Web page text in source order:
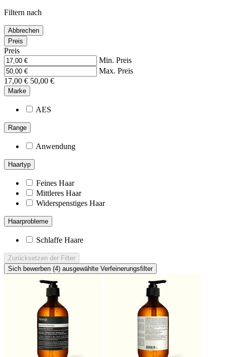
Filtern nach
Abbrechen
Preis
Preis
Min. Preis
Max. Preis
17,00 € 50,00 €
Marke
AES
Range
Anwendung
Haartyp
Feines Haar
Mittleres Haar
Widerspenstiges Haar
Haarprobleme
Schlaffe Haare
Zurücksetzen der Filter
Sich bewerben (4) ausgewählte Verfeinerungsfilter